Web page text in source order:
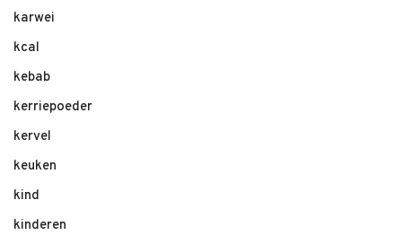
karwei
kcal
kebab
kerriepoeder
kervel
keuken
kind
kinderen